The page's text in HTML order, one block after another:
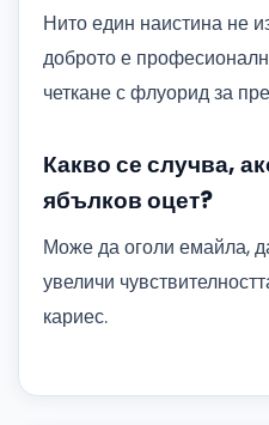
Нито един наистина не
доброто е
четкане с флуорид за
Какво се случва,
ябълков оцет?
Може да оголи емайла,
увеличи
кариес.